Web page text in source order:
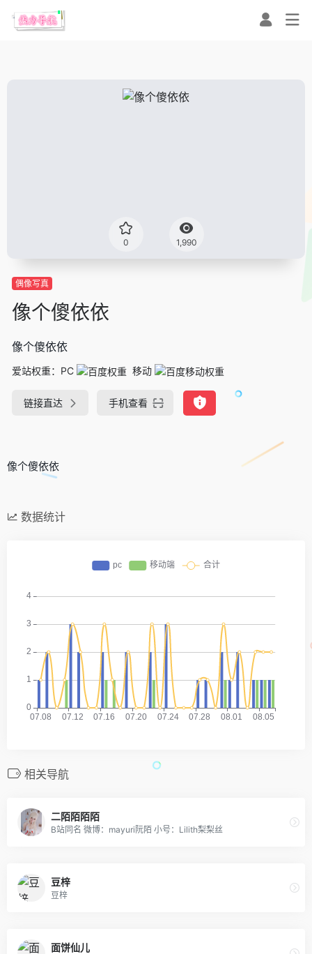
0 1,990
偶像写真
像个傻依依
像个傻依依
爱站权重： PC 移动
链接直达 手机查看
像个傻依依
数据统计
相关导航
二陌陌陌陌
B站同名 微博：mayuri阮陌 小号：Lilith梨梨丝
豆梓
豆梓
面饼仙儿